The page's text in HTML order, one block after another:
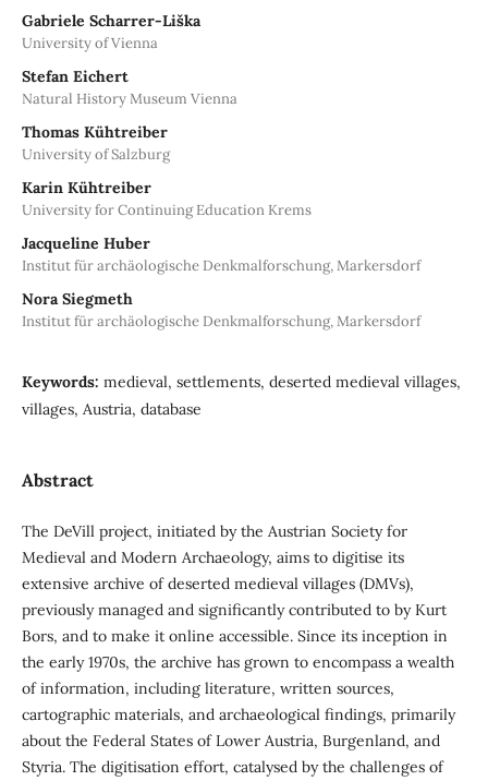
Gabriele Scharrer-Liška
University of Vienna
Stefan Eichert
Natural History Museum Vienna
Thomas Kühtreiber
University of Salzburg
Karin Kühtreiber
University for Continuing Education Krems
Jacqueline Huber
Institut für archäologische Denkmalforschung, Markersdorf
Nora Siegmeth
Institut für archäologische Denkmalforschung, Markersdorf
Keywords: medieval, settlements, deserted medieval villages,
villages, Austria, database
Abstract
The DeVill project, initiated by the Austrian Society for
Medieval and Modern Archaeology, aims to digitise its
extensive archive of deserted medieval villages (DMVs),
previously managed and significantly contributed to by Kurt
Bors, and to make it online accessible. Since its inception in
the early 1970s, the archive has grown to encompass a wealth
of information, including literature, written sources,
cartographic materials, and archaeological findings, primarily
about the Federal States of Lower Austria, Burgenland, and
Styria. The digitisation effort, catalysed by the challenges of